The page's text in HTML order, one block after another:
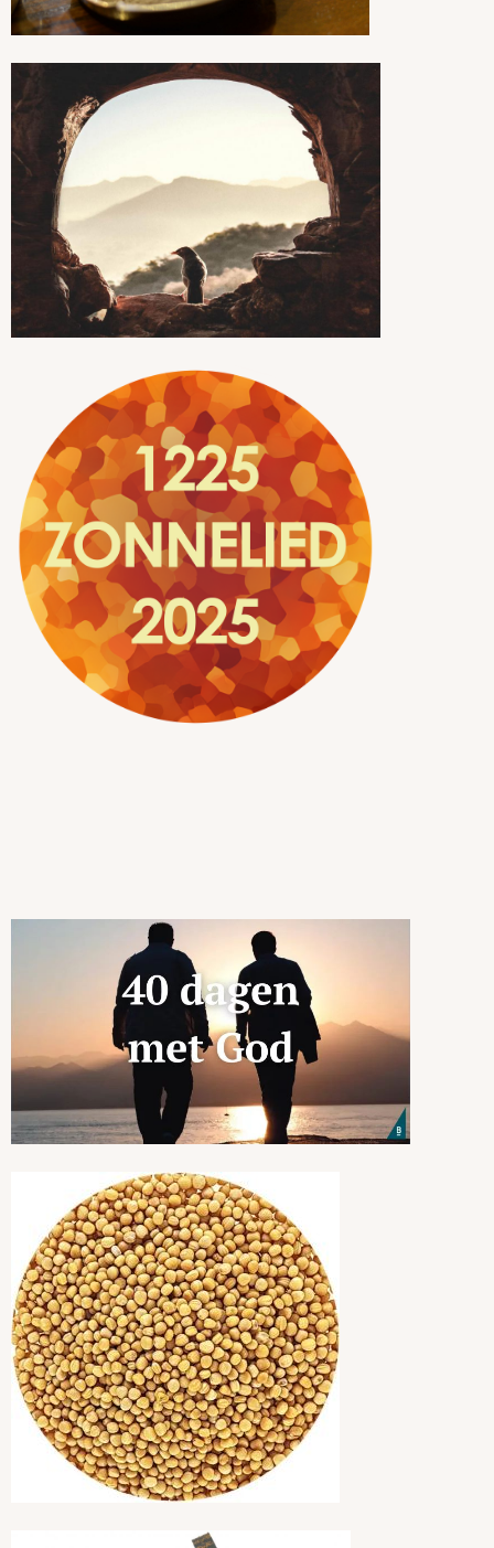
bezinnen
bezinnen
Naar aanleiding van de
laten we ons komende vasten leiden door
de tien strofes van ditloflied.
verhalen
Mosterdzaadjes
Deze reeks met hertalingen wil kinderen helpen om zelf bijbelse
verhalen te lezen en erover na tedenken.
Dat kan ook samen met hun ouders, grootouders, peter of meter,
vriendjes...